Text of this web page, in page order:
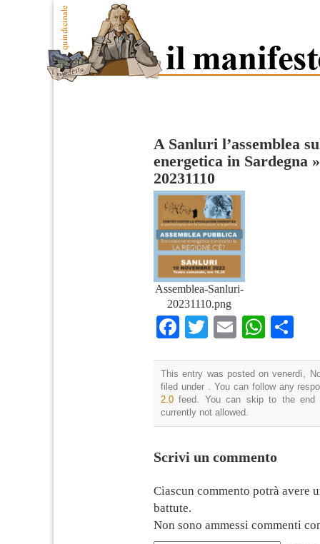
A Sanluri l’assemblea
energetica in Sardegna
20231110
Assemblea-Sanluri-
20231110.png
Facebook
TwitterEmail
This entry was posted on venerdì,
filed under . You can follow any
2.0 feed. You can skip to the end
currently not allowed.
Scrivi un commento
Ciascun commento potrà avere
battute.
Non sono ammessi commenti